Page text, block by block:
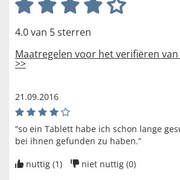
4.0 van 5 sterren
Maatregelen voor het verifiëren
>>
21.09.2016
“so ein Tablett habe ich schon lange
bei ihnen gefunden zu haben.”
nuttig (1) niet nuttig (0)